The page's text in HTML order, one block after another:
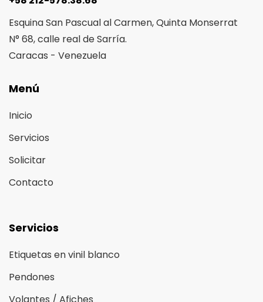
Esquina San Pascual al Carmen, Quinta Monserrat
N° 68, calle real de Sarría.
Caracas - Venezuela
Menú
Inicio
Servicios
Solicitar
Contacto
Servicios
Etiquetas en vinil blanco
Pendones